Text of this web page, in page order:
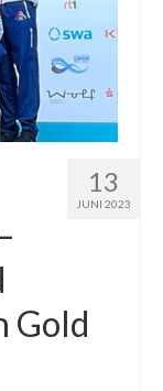
13
JUNI 2023
Gold